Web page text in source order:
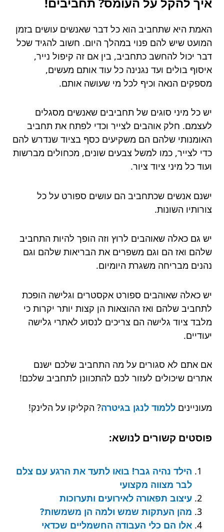
האמת היא שתחביב הוא כל דבר שאנשים עושים בזמן
המועט שיש להם פנוי במהלך היום. חשוב להגיד שכל
דבר יכול להחשב כתחביב, בין אם זה קיפול נייר,
איסוף בולים ועד נגנינה כל עוד אותם מעשים,
מספקים הנאה וכיף לכל מי שעושה אותם.
יש כל מיני סוגים של תחביבים שאנשים מסגלים
לעצמם. חלק אוהבים לצייר וכדי לפתח את תחביב
האומנותי שלהם הם משקיעים כסף בציוד שנדרש להם
כדי לצייר, כמו למשל צבעים שונים, מכחולים מברשות
ועוד כל מיני ציוד ציור.
ישנם אנשים שכתחביב הם עושים ספורט על כל
צורותיו השונות.
יש גם כאלה שאוהבים לרוץ וזה הופך להיות התחביב
שלהם ואז הם וגם משפרים את הבריאות שלהם וגם
נהנים מבריחה משגרת היומיום.
יש כאלה שאוהבים ספורט אקסטרים וגלישה הופכת
לתחביב שלהם ואז ההוצאות הן קצות יותר יקרות כי
מלבד ציוד גלישה הם צריכים לנסוע לאתרי גלישה
יעודיים.
אם אתם לא סגורים על מה התחביב שלכם ישנם
אתרים שיכולים לעזור לכם להתכוונן לתחביב שלכם!
מעוניינים ללמוד לנגן בגיטרה? הקליקו על הלינק!
פוסטים קשורים לנושא:
הילד נהיה גבר! בואו לתעד את הרגע עם צלם
לבר מצווה מקצועי
עיצוב תפאורה לאירועים ותערוכות
מהן העתקות שמש ולמה הן משמשות?
אלו הם כלי העבודה החשמליים שכדאי